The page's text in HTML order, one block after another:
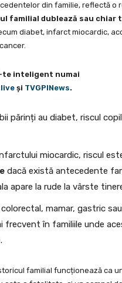
din familie, reflectă o
familial dublează sau chiar
diabet, infarct miocardic,
te inteligent numai
şi TVGPINews.
părinți au diabet, riscul
miocardic, riscul
dacă există antecedente
apare la rude la vârste
colorectal, mamar, gastric
frecvent în familiile unde
familial funcționează ca